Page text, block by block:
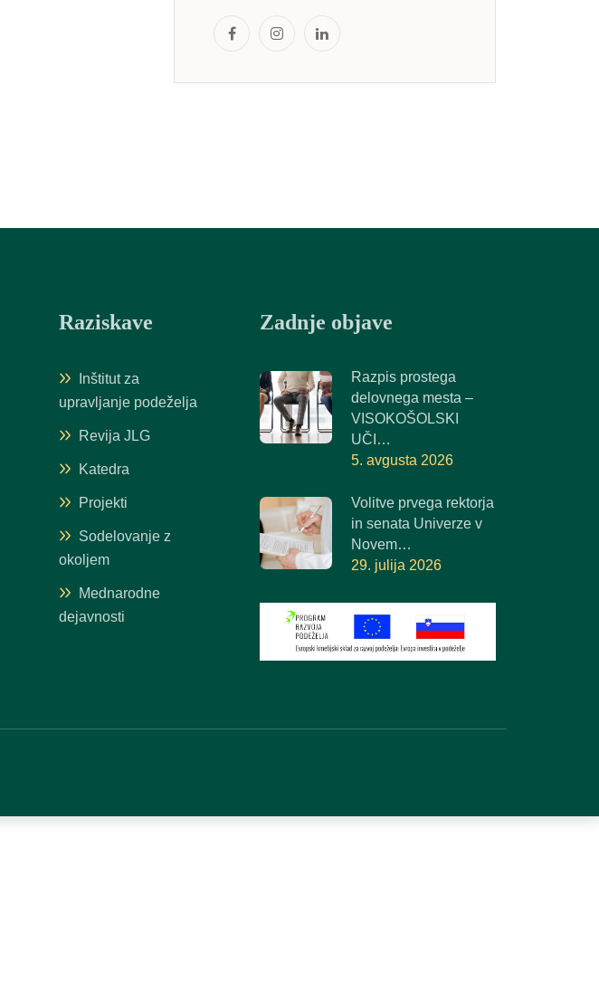
Raziskave
Inštitut za
upravljanje podeželja
Revija JLG
Katedra
Projekti
Sodelovanje z
okoljem
Mednarodne
dejavnosti
Zadnje objave
Razpis prostega
delovnega mesta –
VISOKOŠOLSKI
UČI…
5. avgusta 2026
Volitve prvega rektorja
in senata Univerze v
Novem…
29. julija 2026